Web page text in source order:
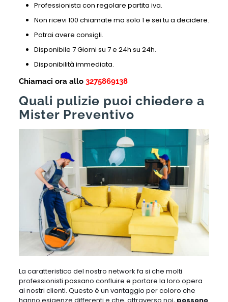
Professionista con regolare partita iva.
Non ricevi 100 chiamate ma solo 1 e sei tu a decidere.
Potrai avere consigli.
Disponibile 7 Giorni su 7 e 24h su 24h.
Disponibilità immediata.
Chiamaci ora allo 3275869138
Quali pulizie puoi chiedere a
Mister Preventivo
La caratteristica del nostro network fa si che molti
professionisti possano confluire e portare la loro opera
ai nostri clienti. Questo è un vantaggio per coloro che